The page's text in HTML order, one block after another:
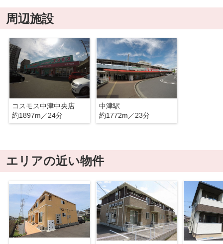
周辺施設
コスモス中津中央店
約1897m／24分
中津駅
約1772m／23分
エリアの近い物件